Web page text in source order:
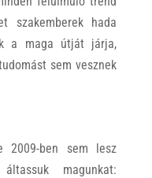
szakemberek hada
a maga útját járja,
sem vesznek
2009-ben sem lesz
magunkat: